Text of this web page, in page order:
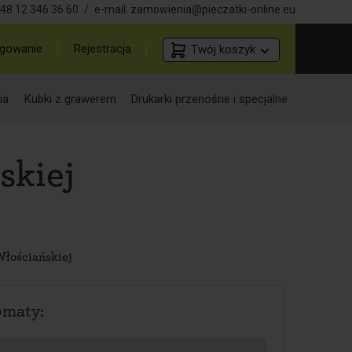
12 346 36 60 / e-mail: zamowienia@pieczatki-online.eu
Rejestracja Twój koszyk
Kubki z grawerem Drukarki przenośne i specjalne